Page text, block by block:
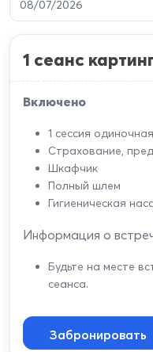
1 сеанс
Включено
1 сессия
Страхование,
Шкафчик
Полный шлем
Гигиеническая
Информация о
Будьте на месте
сеанса.
Забронировать